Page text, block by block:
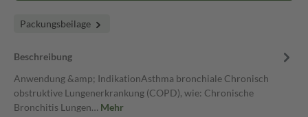
Packungsbeilage
Beschreibung
Anwendung &amp; IndikationAsthma bronchiale Chronisch
obstruktive Lungenerkrankung (COPD), wie: Chronische
Bronchitis Lungen… Mehr